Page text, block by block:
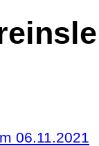
06.11.2021